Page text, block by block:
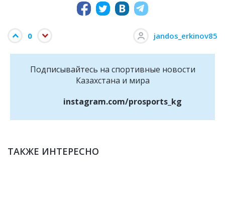
0 jandos_erkinov85
Подписывайтесь на cпортивные новости
Казахстана и мира
instagram.com/prosports_kg
ТАКЖЕ ИНТЕРЕСНО